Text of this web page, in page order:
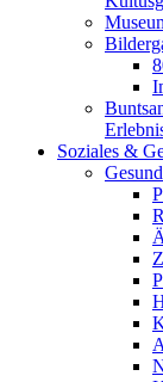
Soziales &